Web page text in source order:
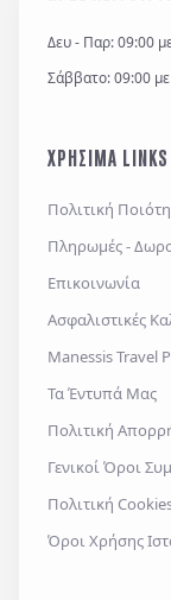
Δευ - Παρ: 09:00
Σάββατο: 09:00
ΧΡΗΣΙΜΑ LINKS
Πολιτική
Πληρωμές -
Επικοινωνία
Ασφαλιστικές
Manessis Travel
Τα Έντυπά Μας
Πολιτική
Γενικοί Όροι
Πολιτική
Όροι Χρήσης